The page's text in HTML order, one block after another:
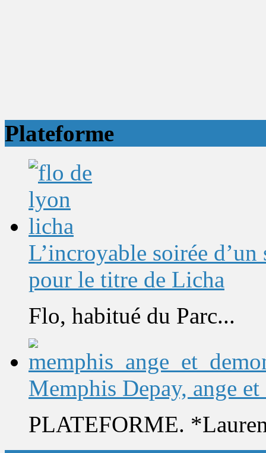
Plateforme
L’incroyable soirée
pour le titre de Licha
Flo, habitué du Parc...
Memphis Depay, ange et
PLATEFORME.